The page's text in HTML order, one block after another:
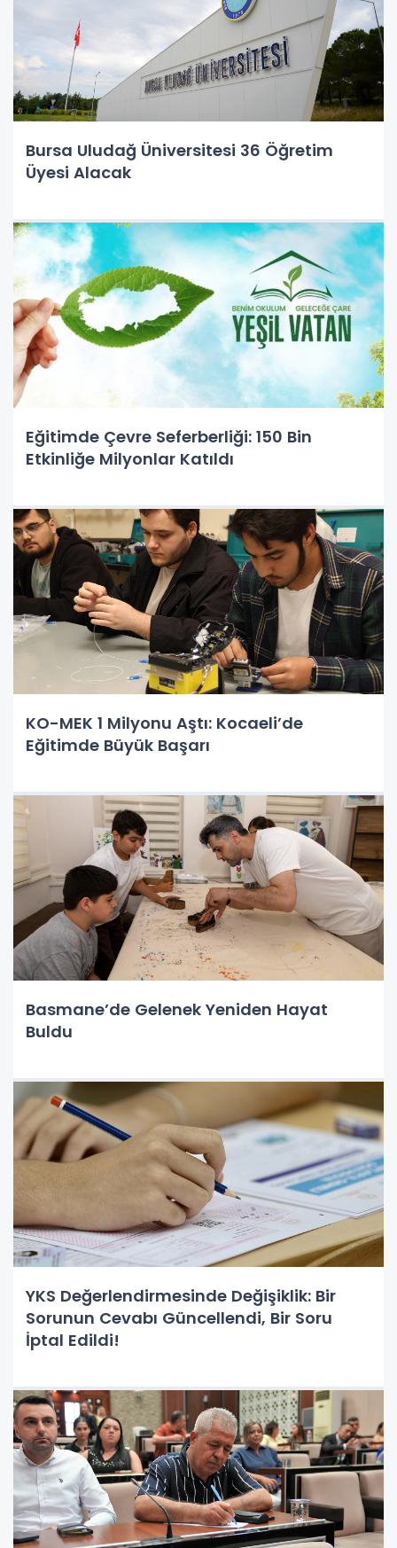
Bursa Uludağ Üniversitesi 36 Öğretim
Üyesi Alacak
Eğitimde Çevre Seferberliği: 150 Bin
Etkinliğe Milyonlar Katıldı
KO-MEK 1 Milyonu Aştı: Kocaeli’de
Eğitimde Büyük Başarı
Basmane’de Gelenek Yeniden Hayat
Buldu
YKS Değerlendirmesinde Değişiklik: Bir
Sorunun Cevabı Güncellendi, Bir Soru
İptal Edildi!